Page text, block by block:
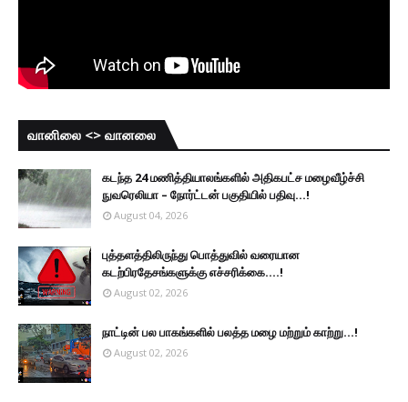
வானிலை <> வானலை
கடந்த 24 மணித்தியாலங்களில் அதிகபட்ச மழைவீழ்ச்சி
நுவரெலியா – நோர்ட்டன் பகுதியில் பதிவு...!
August 04, 2026
புத்தளத்திலிருந்து பொத்துவில் வரையான
கடற்பிரதேசங்களுக்கு எச்சரிக்கை....!
August 02, 2026
நாட்டின் பல பாகங்களில் பலத்த மழை மற்றும் காற்று...!
August 02, 2026